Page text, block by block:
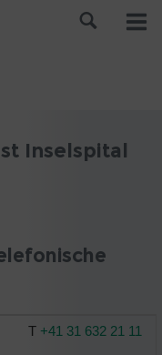
Inselspital
T +41 31 632 21 11